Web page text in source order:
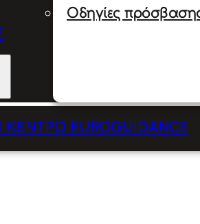
Οδηγίες
EUROGUIDANCE